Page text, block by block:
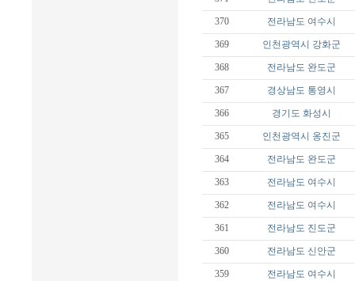
370 전라남도 여수시
369 인천광역시 강화군
368 전라남도 완도군
367 경상남도 통영시
366 경기도 화성시
365 인천광역시 옹진군
364 전라남도 완도군
363 전라남도 여수시
362 전라남도 여수시
361 전라남도 진도군
360 전라남도 신안군
359 전라남도 여수시